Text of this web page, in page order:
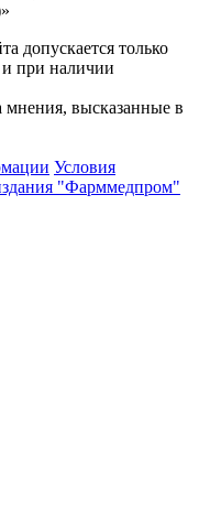
допускается только
при наличии
мнения, высказанные в
Условия
"Фарммедпром"